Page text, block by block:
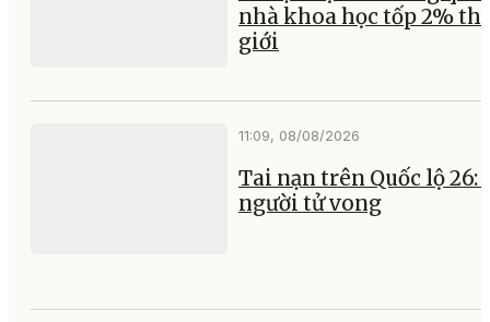
nhà khoa học tốp 2%
giới
11:09, 08/08/2026
Tai nạn trên Quốc lộ 26:
người tử vong